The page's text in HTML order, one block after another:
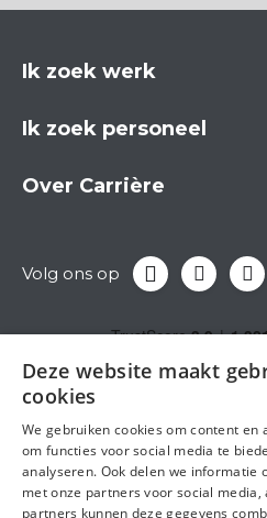
Ik zoek werk
Ik zoek personeel
Over Carrière
Volg ons op
Deze website maakt
cookies
We gebruiken cookies om content
om functies voor social media te
analyseren. Ook delen we informatie
met onze partners voor social
partners kunnen deze gegevens